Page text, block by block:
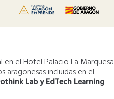
el Hotel Palacio La Marquesa
aragonesas incluidas en el
Lab y EdTech Learning